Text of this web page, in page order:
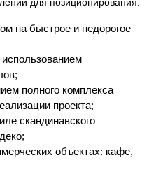
на быстрое и недорогое
полного комплекса
проекта;
скандинавского
объектах: кафе,